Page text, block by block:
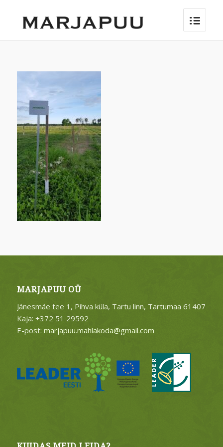
MARJAPUU OÜ
Jänesmäe tee 1, Pihva küla, Tartu linn, Tartumaa 61407
Kaja: +372 51 29592
E-post: marjapuu.mahlakoda@gmail.com